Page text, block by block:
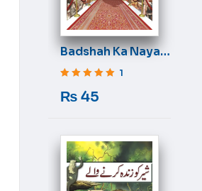
Badshah Ka Naya
Libas
1
₨ 45